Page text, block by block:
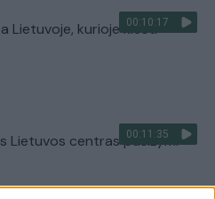
00:10:17
Lietuvoje, kurioje klesti
00:11:35
Lietuvos centras pasižymi